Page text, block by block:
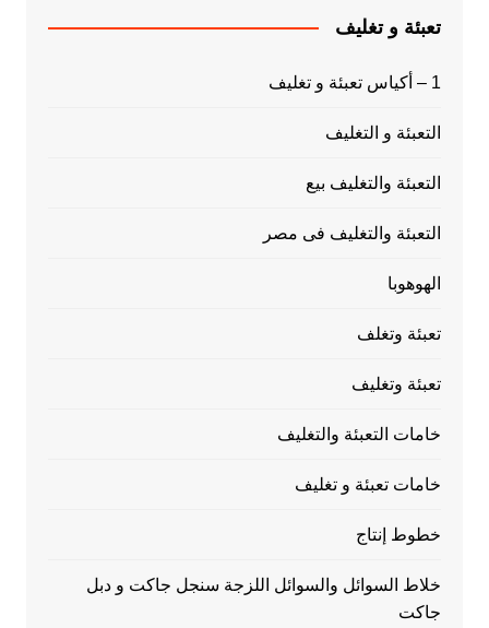
تعبئة و تغليف
1 – أكياس تعبئة و تغليف
التعبئة و التغليف
التعبئة والتغليف بيع
التعبئة والتغليف فى مصر
الهوهوبا
تعبئة وتغلف
تعبئة وتغليف
خامات التعبئة والتغليف
خامات تعبئة و تغليف
خطوط إنتاج
خلاط السوائل والسوائل اللزجة سنجل جاكت و دبل
جاكت